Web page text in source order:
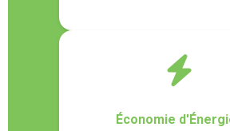
Économie